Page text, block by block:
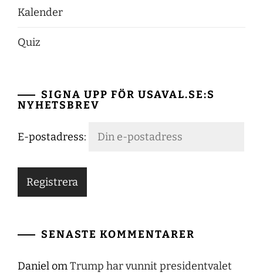
Kalender
Quiz
SIGNA UPP FÖR USAVAL.SE:S
NYHETSBREV
E-postadress:
SENASTE KOMMENTARER
DanielomTrump har vunnit presidentvalet